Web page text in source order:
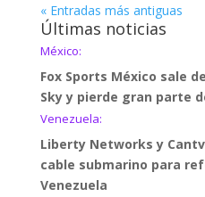
« Entradas más antiguas
Últimas noticias
México:
Fox Sports México sale
Sky y pierde gran parte
Venezuela:
Liberty Networks y
cable submarino para
Venezuela